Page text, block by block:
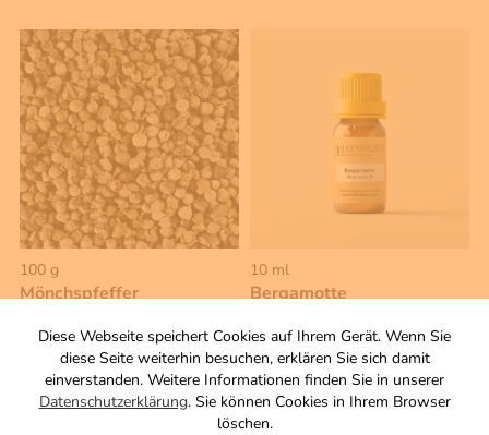
Diese Webseite speichert Cookies auf Ihrem Gerät. Wenn Sie
diese Seite weiterhin besuchen, erklären Sie sich damit
einverstanden. Weitere Informationen finden Sie in unserer
Datenschutzerklärung. Sie können Cookies in Ihrem Browser
löschen.
100 g
Mönchspfeffer
4,00 €
inkl. MwSt, zzgl. Versand
Grundpreis 1 KG: 40,00 €
10 ml
Bergamotte
6,50 €
inkl. MwSt, zzgl. Versand
Grundpreis 1 L: 650,00 €